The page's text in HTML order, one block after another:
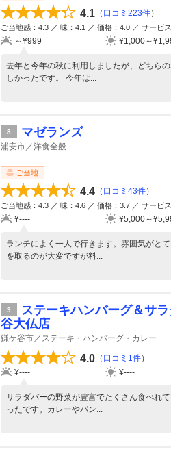
4.1 （ 口コミ223件）
ご当地感：4.3 ／ 味：4.1 ／ 価格：4.0 ／ サービ
～¥999 ¥1,000～
去年と今年の秋に利用しましたが、どちら
しかったです。 今年は...
8 マゼランズ
浦安市／洋食全般
ご当地
4.4 （ 口コミ43件）
ご当地感：4.3 ／ 味：4.6 ／ 価格：3.7 ／ サービ
¥---- ¥5,000～
ランチによく一人で行きます。雰囲気がと
を取るのが大変ですが料...
9
ステーキハンバーグ＆サ
谷大仏店
鎌ケ谷市／ステーキ・ハンバーグ・カレー
4.0 （ 口コミ1件）
¥----
¥----
サラダバーの野菜が豊富でたくさん食べれ
ったです。カレーやパン...